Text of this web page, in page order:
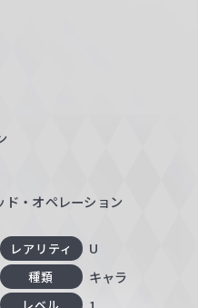
・オペレーション
レアリティ U
種類 キャラ